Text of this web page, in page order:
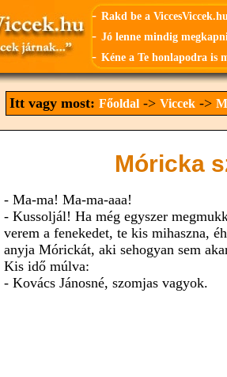
- Rakd be a
- Jó lenne mindig
- Kéne a Te honlapodra is
Itt vagy most: Főoldal -> Viccek ->
Móricka
- Ma-ma! Ma-ma-aaa!
- Kussoljál! Ha még egyszer
verem a fenekedet, te kis mihaszna,
anyja Mórickát, aki sehogyan sem
Kis idő múlva:
- Kovács Jánosné, szomjas vagyok.